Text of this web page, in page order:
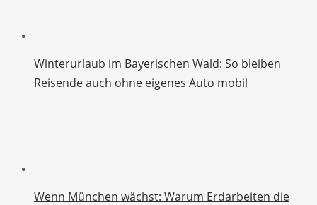
Winterurlaub im Bayerischen Wald: So bleiben
Reisende auch ohne eigenes Auto mobil
Wenn München wächst: Warum Erdarbeiten die